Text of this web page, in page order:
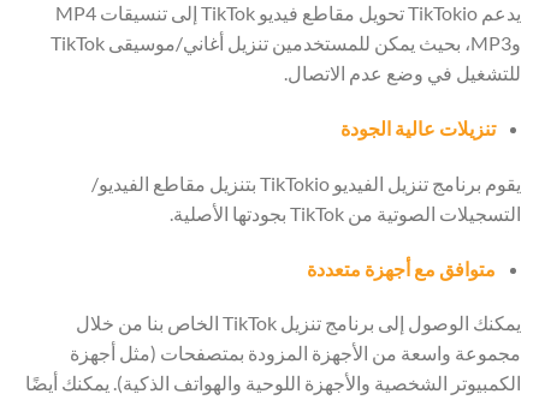
يدعم TikTokio تحويل مقاطع فيديو TikTok إلى تنسيقات MP4
وMP3، بحيث يمكن للمستخدمين تنزيل أغاني/موسيقى TikTok
للتشغيل في وضع عدم الاتصال.
تنزيلات عالية الجودة
يقوم برنامج تنزيل الفيديو TikTokio بتنزيل مقاطع الفيديو/
التسجيلات الصوتية من TikTok بجودتها الأصلية.
متوافق مع أجهزة متعددة
يمكنك الوصول إلى برنامج تنزيل TikTok الخاص بنا من خلال
مجموعة واسعة من الأجهزة المزودة بمتصفحات (مثل أجهزة
الكمبيوتر الشخصية والأجهزة اللوحية والهواتف الذكية). يمكنك أيضًا